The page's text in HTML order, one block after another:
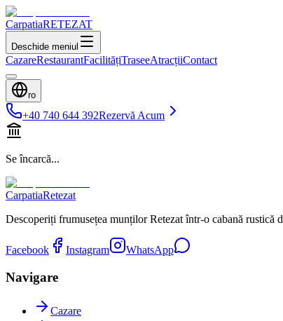
CarpatiaRETEZAT
Deschide meniul
CazareRestaurantFacilitățiTraseeAtracțiiContact
ro
+40 740 644 392Rezervă Acum
Se încarcă...
CarpatiaRetezat
Descoperiți frumusețea munților Retezat într-o cabană
Facebook Instagram WhatsApp
Navigare
Cazare